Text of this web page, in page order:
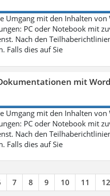
Umgang mit den Inhalten
PC oder Notebook mit
Nach den
Falls dies auf Sie
mit
Umgang mit den Inhalten
PC oder Notebook mit
Nach den
Falls dies auf Sie
7 8 9 10 11 12